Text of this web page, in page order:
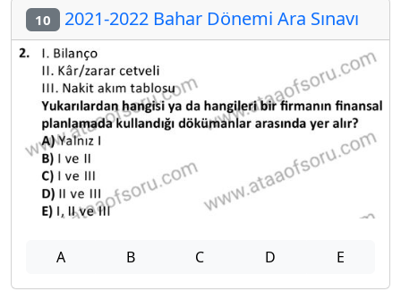
10 2021-2022 Bahar Dönemi Ara Sınavı
A B C D E